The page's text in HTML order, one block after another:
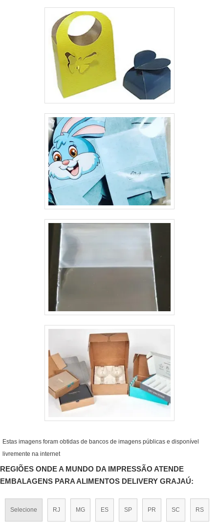
Estas imagens foram obtidas de bancos de imagens públicas e disponível
livremente na internet
REGIÕES ONDE A MUNDO DA IMPRESSÃO ATENDE
EMBALAGENS PARA ALIMENTOS DELIVERY GRAJAÚ:
Selecione RJ MG ES SP PR SC RS